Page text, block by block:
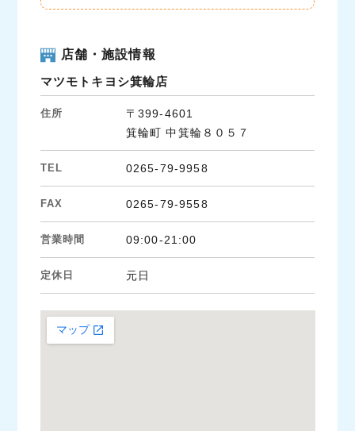
店舗・施設情報
マツモトキヨシ箕輪店
住所
〒399-4601
箕輪町 中箕輪８０５７
TEL 0265-79-9958
FAX 0265-79-9558
営業時間 09:00-21:00
定休日 元日